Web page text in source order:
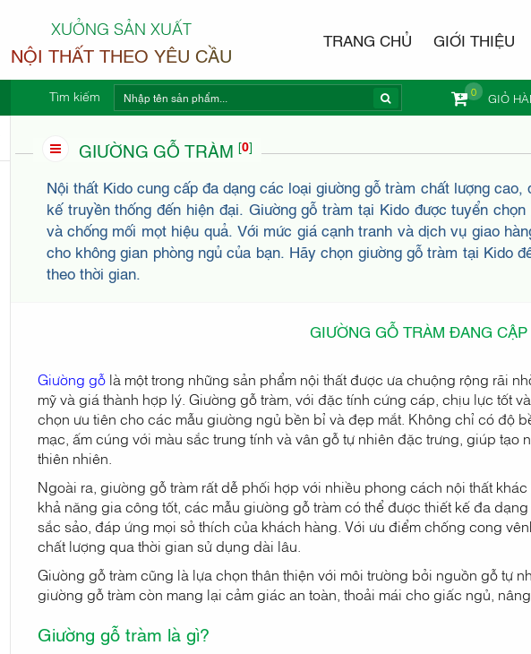
XƯỞNG SẢN XUẤT
NỘI THẤT THEO YÊU CẦU
TRANG CHỦ GIỚI THIỆU
Tìm kiếm GIỎ
0
TY NỘI
GIƯỜNG GỖ TRÀM [0]
Nội thất Kido cung cấp đa dạng các loại giường gỗ tràm chất lượng
kế truyền thống đến hiện đại. Giường gỗ tràm tại Kido được tuyển
và chống mối mọt hiệu quả. Với mức giá cạnh tranh và dịch vụ giao
cho không gian phòng ngủ của bạn. Hãy chọn giường gỗ tràm tại Kido
theo thời gian.
GIƯỜNG GỖ TRÀM ĐANG CẬP
Giường gỗlà một trong những sản phẩm nội thất được ưa chuộng rộng rãi
mỹ và giá thành hợp lý. Giường gỗ tràm, với đặc tính cứng cáp, chịu lực tốt
chọn ưu tiên cho các mẫu giường ngủ bền bỉ và đẹp mắt. Không chỉ có độ
mạc, ấm cúng với màu sắc trung tính và vân gỗ tự nhiên đặc trưng, giúp
thiên nhiên.
Ngoài ra, giường gỗ tràm rất dễ phối hợp với nhiều phong cách nội thất
khả năng gia công tốt, các mẫu giường gỗ tràm có thể được thiết kế đa
sắc sảo, đáp ứng mọi sở thích của khách hàng. Với ưu điểm chống cong
chất lượng qua thời gian sử dụng dài lâu.
Giường gỗ tràm cũng là lựa chọn thân thiện với môi trường bởi nguồn gỗ tự
giường gỗ tràm còn mang lại cảm giác an toàn, thoải mái cho giấc ngủ,
Giường gỗ tràm là gì?